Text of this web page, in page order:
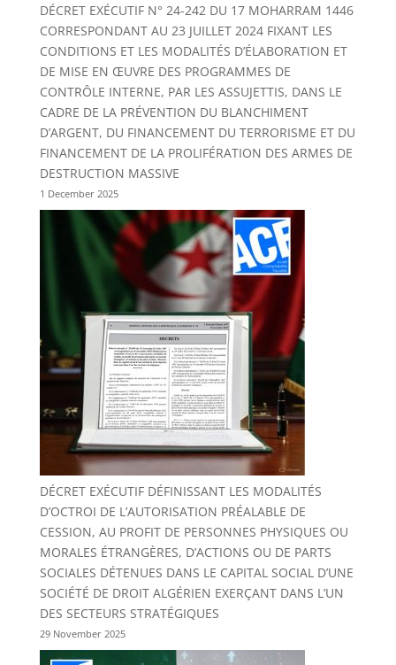
DÉCRET EXÉCUTIF N° 24-242 DU 17 MOHARRAM 1446
CORRESPONDANT AU 23 JUILLET 2024 FIXANT LES
CONDITIONS ET LES MODALITÉS D’ÉLABORATION ET
DE MISE EN ŒUVRE DES PROGRAMMES DE
CONTRÔLE INTERNE, PAR LES ASSUJETTIS, DANS LE
CADRE DE LA PRÉVENTION DU BLANCHIMENT
D’ARGENT, DU FINANCEMENT DU TERRORISME ET DU
FINANCEMENT DE LA PROLIFÉRATION DES ARMES DE
DESTRUCTION MASSIVE
1 December 2025
DÉCRET EXÉCUTIF DÉFINISSANT LES MODALITÉS
D’OCTROI DE L’AUTORISATION PRÉALABLE DE
CESSION, AU PROFIT DE PERSONNES PHYSIQUES OU
MORALES ÉTRANGÈRES, D’ACTIONS OU DE PARTS
SOCIALES DÉTENUES DANS LE CAPITAL SOCIAL D’UNE
SOCIÉTÉ DE DROIT ALGÉRIEN EXERÇANT DANS L’UN
DES SECTEURS STRATÉGIQUES
29 November 2025